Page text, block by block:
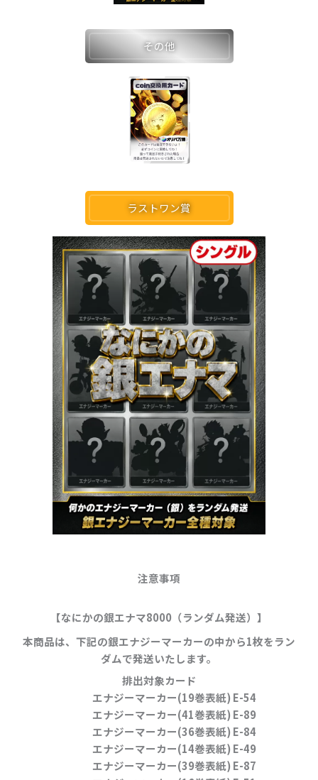
その他
ラストワン賞
注意事項
【なにかの銀エナマ8000（ランダム発送）】
本商品は、下記の銀エナジーマーカーの中から1枚をラン
ダムで発送いたします。
排出対象カード
エナジーマーカー(19巻表紙) E-54
エナジーマーカー(41巻表紙) E-89
エナジーマーカー(36巻表紙) E-84
エナジーマーカー(14巻表紙) E-49
エナジーマーカー(39巻表紙) E-87